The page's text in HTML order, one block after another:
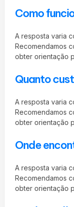
Como
A resposta varia
Recomendamos
obter orientação
Quanto
A resposta varia
Recomendamos
obter orientação
Onde
A resposta varia
Recomendamos
obter orientação